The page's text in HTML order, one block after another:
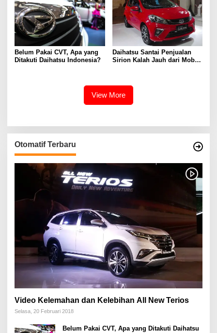
Belum Pakai CVT, Apa yang
Ditakuti Daihatsu Indonesia?
Daihatsu Santai Penjualan
Sirion Kalah Jauh dari Mobil
View More
Otomatif Terbaru
Video Kelemahan dan Kelebihan All New Terios
Selasa, 20 Februari 2018
Belum Pakai CVT, Apa yang Ditakuti Daihatsu